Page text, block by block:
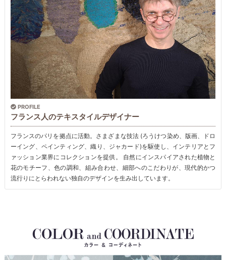
PROFILE
フランス人のテキスタイルデザイナー
フランスのパリを拠点に活動。さまざまな技法 (ろうけつ染め、版画、ドロ
ーイング、ペインティング、織り、ジャカード)を駆使し、インテリアとフ
ァッション業界にコレクションを提供。 自然にインスパイアされた植物と
花のモチーフ、色の調和、組み合わせ、細部へのこだわりが、現代的かつ
流行りにとらわれない独自のデザインを生み出しています。